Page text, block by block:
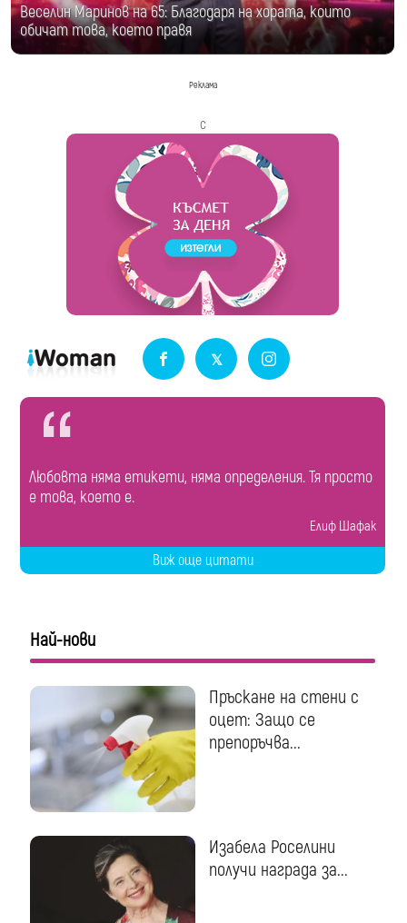
Веселин Маринов на 65: Благодаря на хората, които
обичат това, което правя
Реклама
с
Любовта няма етикети, няма определения. Тя просто
е това, което е.
Елиф Шафак
Виж още цитати
Най-нови
Пръскане на стени с
оцет: Защо се
препоръчва...
Изабела Роселини
получи награда за...